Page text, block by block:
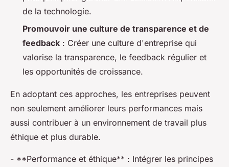
de la technologie.
Promouvoir une culture de transparence et de
feedback : Créer une culture d'entreprise qui
valorise la transparence, le feedback régulier et
les opportunités de croissance.
En adoptant ces approches, les entreprises peuvent
non seulement améliorer leurs performances mais
aussi contribuer à un environnement de travail plus
éthique et plus durable.
- **Performance et éthique** : Intégrer les principes